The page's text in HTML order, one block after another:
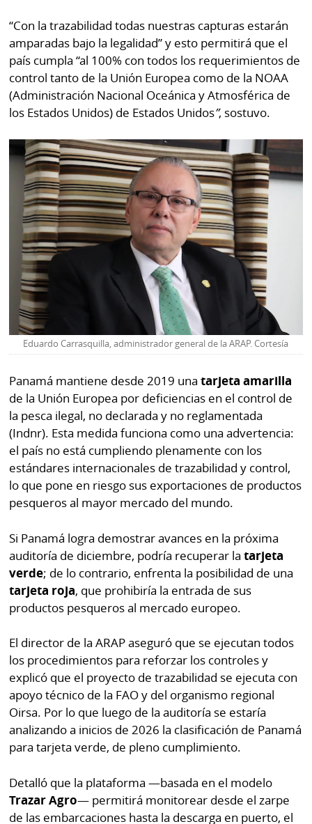
Cero
KM
Corprensa
Busca
Fácil
Hoy
por
Hoy
⌾
Sábado
Picante
Repregunta
⌾
Cual
Sabrina
Sin
Censura
“Con la trazabilidad todas nuestras capturas estarán
amparadas bajo la legalidad” y esto permitirá que el
país cumpla “al 100% con todos los requerimientos de
control tanto de la Unión Europea como de la NOAA
(Administración Nacional Oceánica y Atmosférica de
los Estados Unidos) de Estados Unidos”, sostuvo.
Eduardo Carrasquilla, administrador general de la ARAP. Cortesía
Panamá mantiene desde 2019 unatarjeta amarilla
de la Unión Europea por deficiencias en el control de
la pesca ilegal, no declarada y no reglamentada
(Indnr). Esta medida funciona como una advertencia:
el país no está cumpliendo plenamente con los
estándares internacionales de trazabilidad y control,
lo que pone en riesgo sus exportaciones de productos
pesqueros al mayor mercado del mundo.
Si Panamá logra demostrar avances en la próxima
auditoría de diciembre, podría recuperar latarjeta
verde; de lo contrario, enfrenta la posibilidad de una
tarjeta roja, que prohibiría la entrada de sus
productos pesqueros al mercado europeo.
El director de la ARAP aseguró que se ejecutan todos
los procedimientos para reforzar los controles y
explicó que el proyecto de trazabilidad se ejecuta con
apoyo técnico de la FAO y del organismo regional
Oirsa. Por lo que luego de la auditoría se estaría
analizando a inicios de 2026 la clasificación de Panamá
para tarjeta verde, de pleno cumplimiento.
Detalló que la plataforma —basada en el modelo
Trazar Agro— permitirá monitorear desde el zarpe
de las embarcaciones hasta la descarga en puerto, el